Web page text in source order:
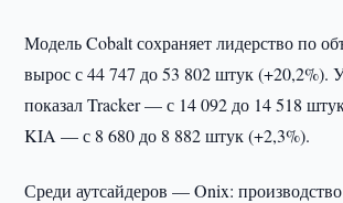
Модель Cobalt сохраняет лидерство по
вырос с 44 747 до 53 802 штук (+20,2%).
показал Tracker — с 14 092 до 14 518
KIA — с 8 680 до 8 882 штук (+2,3%).
Среди аутсайдеров — Onix: производство